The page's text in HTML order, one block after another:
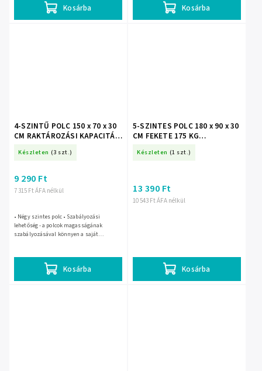
Kosárba Kosárba
4-SZINTŰ POLC 150 x 70 x 30
CM RAKTÁROZÁSI KAPACITÁS:
Készleten (3 szt.)
7 315 Ft ÁFA nélkül
9 290 Ft
Kosárba
• Négy szintes polc • Szabályozási
lehetőség - a polcok magasságának
szabályozásával könnyen a saját
5-SZINTES POLC 180 x 90 x 30
CM FEKETE 175 KG
Készleten (1 szt.)
10 543 Ft ÁFA nélkül
13 390 Ft
Kosárba